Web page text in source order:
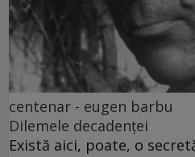
centenar - eugen barbu
Dilemele decadenței
Există aici, poate, o